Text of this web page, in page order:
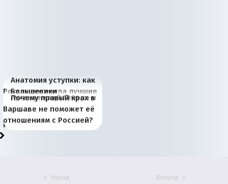
Анатомия уступки: как
Россия потеряла лучшие
рыбопромысловые
районы Баренцева
моря
Большевики
отличаются от «Яблока»
тем, что они -
победители
Киевская марионетка
Запада рассказала о
«переобувании» хозяев
В России назрели
перемены: 15 шагов к
суверенной экономике
Миграционный пожар
Европы
Россия начинает
сбрасывать балласт
Анкориджа
Россия зимой 1904
года: первые уступки во
внутренней политике
Русская нация вчера и
сегодня
Почему правый крах в
Варшаве не поможет её
отношениям с Россией?
Назад Вперёд